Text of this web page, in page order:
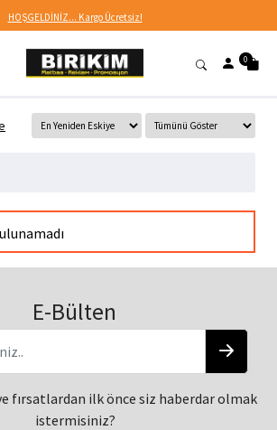
HOŞGELDİNİZ... Kargo Ücretsiz!
0
E-Bülten
fırsatlardan ilk önce siz haberdar olmak
istermisiniz?